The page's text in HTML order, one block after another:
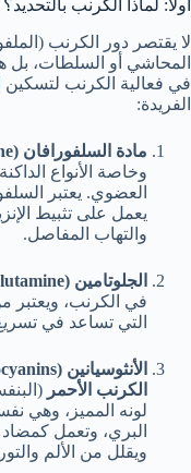
أولاً: لماذا الكرنب
لا يقتصر دور الكرنب
المحاشي أو السلطات، بل
في فعالية الكرنب لتسكين
الفريدة:
مادة السلفورافان (Sulforaphane):
وخاصة الأنواع
العضوي. يعتبر
يعمل على تثبيط
والتهاب المفاصل.
الجلوتامين (Glutamine):
في الكرنب، ويعتبر
التي تساعد في
الأنثوسيانين (Anthocyanins):
الكرنب الأحمر
لونه المميز، وهي
البري، وتعمل
ويقلل من الألم